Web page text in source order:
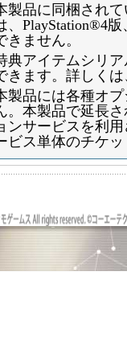
製品に同梱され
、PlayStation®4
きません。
典アイテムシリ
きます。詳しくは
製品には各種オ
。本製品で延長
ンサービスを利
ビス単体のチケ